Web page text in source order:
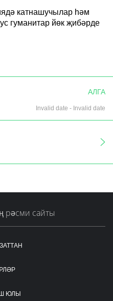
катнашучылар һәм
гуманитар йөк җибәрде
АЛГА
Invalid date - Invalid date
рәсми сайты
ЮЛЫ